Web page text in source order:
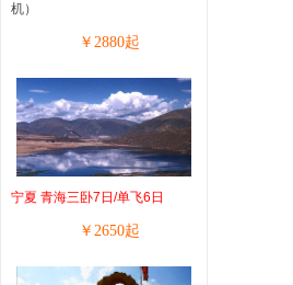
机）
￥ 2880起
宁夏 青海三卧7日/单飞6日
￥ 2650起